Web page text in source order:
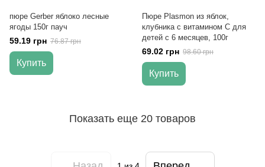
пюре Gerber яблоко лесные
ягоды 150г пауч
59.19 грн 76.87 грн
Купить
Пюре Plasmon из яблок,
клубника с витамином С для
детей с 6 месяцев, 100г
69.02 грн 98.60 грн
Купить
Показать еще 20 товаров